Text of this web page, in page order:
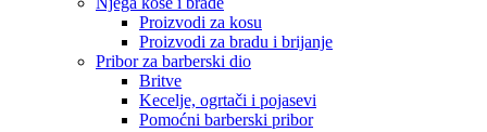
Proizvodi za kosu
Proizvodi za bradu i brijanje
Pribor za barberski dio
Britve
Kecelje, ogrtači i pojasevi
Pomoćni barberski pribor